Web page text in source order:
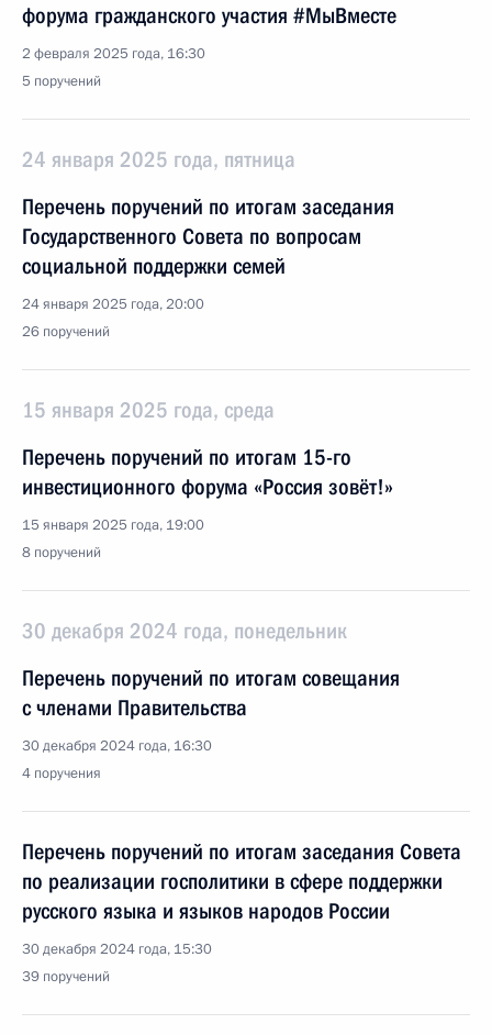
форума гражданского участия #МыВместе
2 февраля 2025 года, 16:30
5 поручений
24 января 2025 года, пятница
Перечень поручений по итогам заседания
Государственного Совета по вопросам
социальной поддержки семей
24 января 2025 года, 20:00
26 поручений
15 января 2025 года, среда
Перечень поручений по итогам 15-го
инвестиционного форума «Россия зовёт!»
15 января 2025 года, 19:00
8 поручений
30 декабря 2024 года, понедельник
Перечень поручений по итогам совещания
с членами Правительства
30 декабря 2024 года, 16:30
4 поручения
Перечень поручений по итогам заседания Совета
по реализации госполитики в сфере поддержки
русского языка и языков народов России
30 декабря 2024 года, 15:30
39 поручений